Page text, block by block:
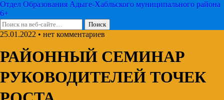
Отдел Образования Адыге-Хабльского муниципального района
6+
25.01.2022 • нет комментариев
РАЙОННЫЙ СЕМИНАР
РУКОВОДИТЕЛЕЙ ТОЧЕК